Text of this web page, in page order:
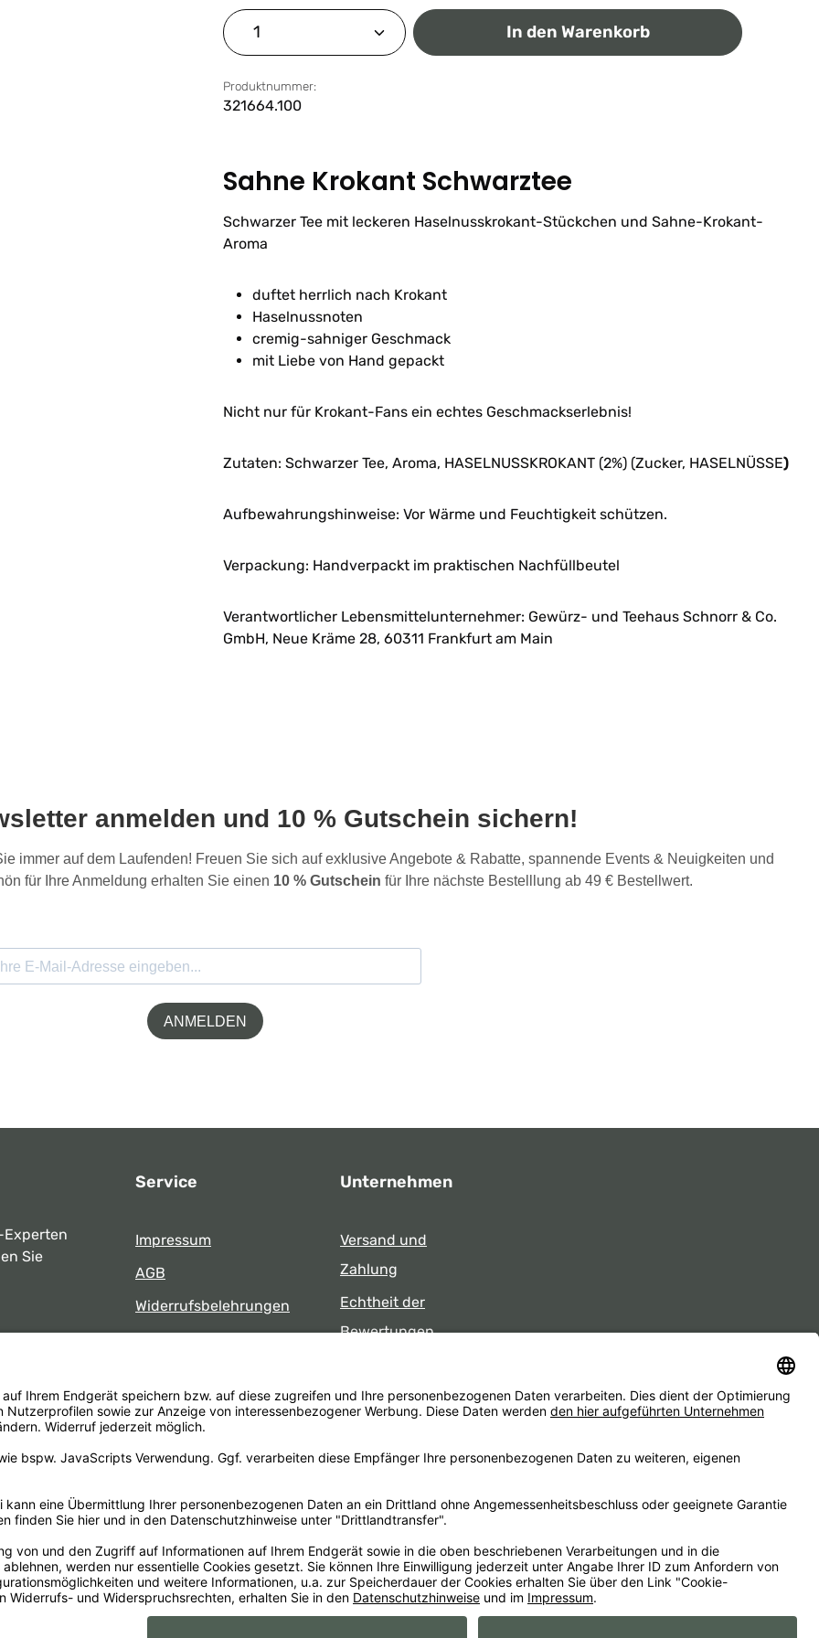
Produkt Anzahl: Gib den gewünschten Wert ein oder
In den Warenkorb
Produktnummer:
321664.100
Sahne Krokant Schwarztee
Schwarzer Tee mit leckeren Haselnusskrokant-Stückchen und Sahne-Krokant-
Aroma
duftet herrlich nach Krokant
Haselnussnoten
cremig-sahniger Geschmack
mit Liebe von Hand gepackt
Nicht nur für Krokant-Fans ein echtes Geschmackserlebnis!
Zutaten: Schwarzer Tee, Aroma, HASELNUSSKROKANT (2%) (Zucker, HASELNÜSSE)
Aufbewahrungshinweise: Vor Wärme und Feuchtigkeit schützen.
Verpackung: Handverpackt im praktischen Nachfüllbeutel
Verantwortlicher Lebensmittelunternehmer: Gewürz- und Teehaus Schnorr & Co.
GmbH, Neue Kräme 28, 60311 Frankfurt am Main
anmelden und 10 % Gutschein sichern!
immer auf dem Laufenden! Freuen Sie sich auf exklusive Angebote & Rabatte, spannende Events & Neuigkeiten und
für Ihre Anmeldung erhalten Sie einen 10 % Gutschein für Ihre nächste Bestelllung ab 49 € Bestellwert.
ANMELDEN
Experten
Sie
Uhr
Service
Impressum
AGB
Widerrufsbelehrungen
Datenschutz
Unternehmen
Versand und
Zahlung
Echtheit der
Bewertungen
Laden